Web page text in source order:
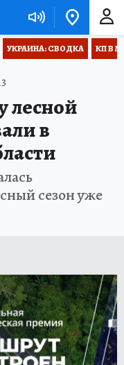
УКРАИНА: СВОДКА КП В
лесной
в
сезон уже